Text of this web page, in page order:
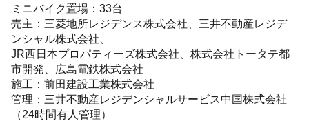
ミニバイク置場：33台
売主：三菱地所レジデンス株式会社、三井不動産レジデ
ンシャル株式会社、
JR西日本プロパティーズ株式会社、株式会社トータテ都
市開発、広島電鉄株式会社
施工：前田建設工業株式会社
管理：三井不動産レジデンシャルサービス中国株式会社
（24時間有人管理）